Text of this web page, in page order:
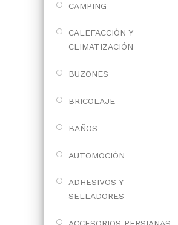
CAMPING
CALEFACCIÓN Y
CLIMATIZACIÓN
BUZONES
BRICOLAJE
BAÑOS
AUTOMOCIÓN
ADHESIVOS Y
SELLADORES